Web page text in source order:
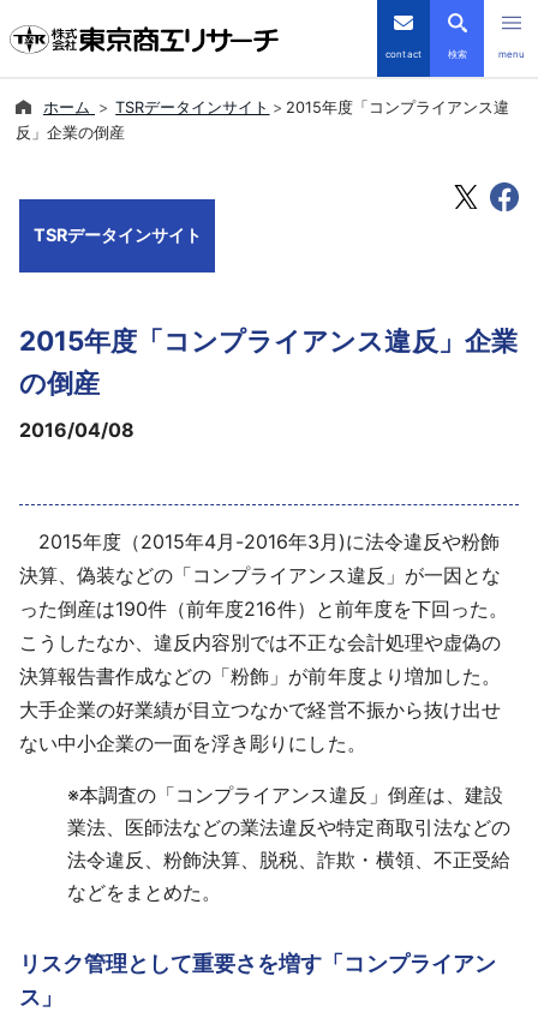
contact 検索 menu
導入事例
採用情報
よくあるご質問
English
ホーム TSRデータインサイト
2015年度「コンプライアンス違
反」企業の倒産
TSRデータインサイト
2015年度「コンプライアンス違反」企業
の倒産
2016/04/08
2015年度（2015年4月-2016年3月)に法令違反や粉飾
決算、偽装などの「コンプライアンス違反」が一因とな
った倒産は190件（前年度216件）と前年度を下回った。
こうしたなか、違反内容別では不正な会計処理や虚偽の
決算報告書作成などの「粉飾」が前年度より増加した。
大手企業の好業績が目立つなかで経営不振から抜け出せ
ない中小企業の一面を浮き彫りにした。
※本調査の「コンプライアンス違反」倒産は、建設
業法、医師法などの業法違反や特定商取引法などの
法令違反、粉飾決算、脱税、詐欺・横領、不正受給
などをまとめた。
リスク管理として重要さを増す「コンプライアン
ス」